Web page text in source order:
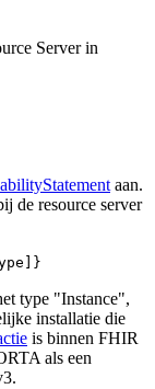
Server in
aan.
de resource server
type "Instance",
installatie die
is binnen FHIR
als een